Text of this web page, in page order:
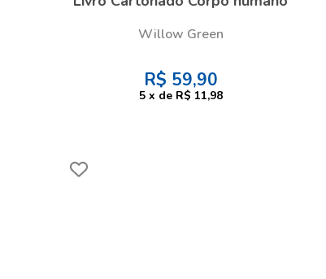
Willow Green
R$ 59,90
5 x de R$ 11,98